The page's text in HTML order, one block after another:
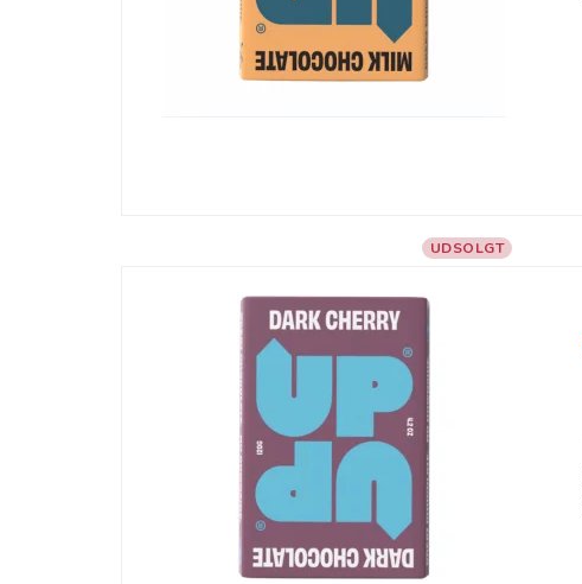
UDSOLGT